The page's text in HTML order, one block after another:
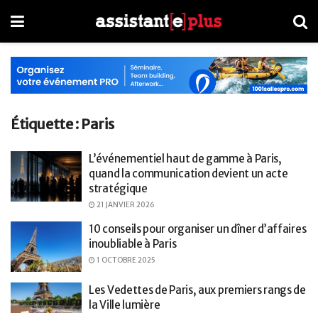
Étiquette : Paris
L’événementiel haut de gamme à Paris,
quand la communication devient un acte
stratégique
21 JANVIER 2026
10 conseils pour organiser un dîner d’affaires
inoubliable à Paris
1 OCTOBRE 2025
Les Vedettes de Paris, aux premiers rangs de
la Ville lumière